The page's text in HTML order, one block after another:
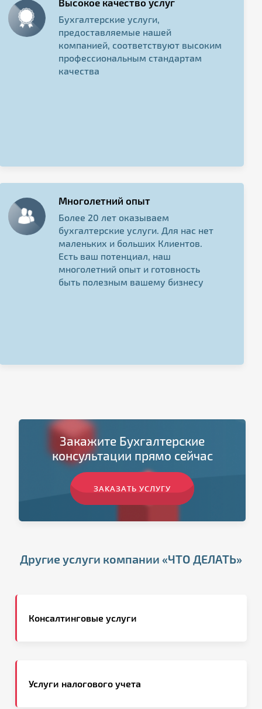
Бухгалтерские услуги,
предоставляемые нашей
компанией, соответствуют высоким
профессиональным стандартам
качества
Многолетний опыт
Более 20 лет оказываем
бухгалтерские услуги. Для нас нет
маленьких и больших Клиентов.
Есть ваш потенциал, наш
многолетний опыт и готовность
быть полезным вашему бизнесу
Закажите Бухгалтерские
консультации прямо сейчас
ЗАКАЗАТЬ УСЛУГУ
Другие услуги компании «ЧТО ДЕЛАТЬ»
Консалтинговые услуги
Услуги налогового учета